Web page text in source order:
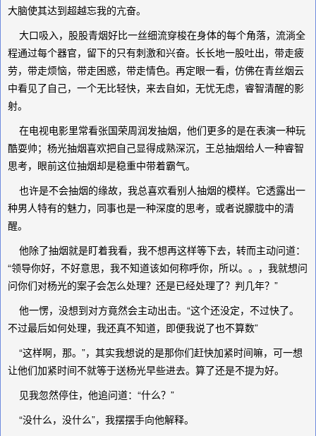
大脑使其达到超越忘我的亢奋。
大口吸入，股股青烟好比一丝细流穿梭在身体的每个角落，流淌全
程通过每个器官，留下的只有刺激和兴奋。长长地一股吐出，带走疲
劳，带走烦恼，带走困惑，带走情色。再定眼一看，仿佛在青丝烟云
中看见了自己，一个无比轻快，来去自如，无忧无虑，睿智清醒的影
射。
在电视电影里常看张国荣周润发抽烟，他们更多的是在表演一种玩
酷耍帅；杨光抽烟喜欢把自己显得成熟深沉，王总抽烟给人一种睿智
思考，眼前这位抽烟却是稳重中带着霸气。
也许是不会抽烟的缘故，我总喜欢看别人抽烟的模样。它透露出一
种男人特有的魅力，同事也是一种深度的思考，或者说朦胧中的清
醒。
他除了抽烟就是盯着我看，我不想再这样等下去，转而主动问道：
“领导你好，不好意思，我不知道该如何称呼你，所以。。，我就想问
问你们对杨光的案子会怎么处理？还是已经处理了？判几年？”
他一愣，没想到对方竟然会主动出击。“这个还没定，不过快了。
不过最后如何处理，我还真不知道，即便我说了也不算数”
“这样啊，那。”，其实我想说的是那你们赶快加紧时间嘛，可一想
让他们加紧时间不就等于送杨光早些进去。算了还是不提为好。
见我忽然停住，他追问道：“什么？”
“没什么，没什么”，我摆摆手向他解释。